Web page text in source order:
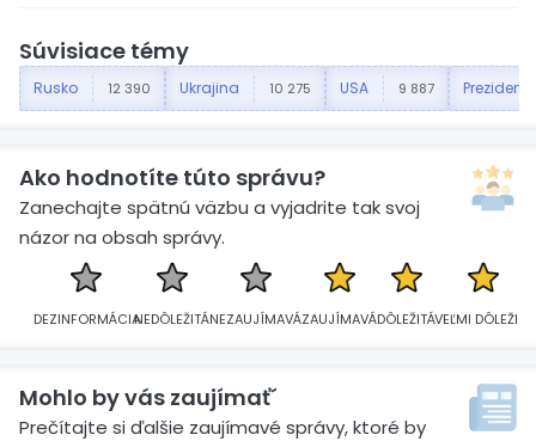
Súvisiace témy
Rusko 12 390 Ukrajina 10 275 USA 9 887 Prezident
Ako hodnotíte túto správu?
Zanechajte spätnú väzbu a vyjadrite tak svoj
názor na obsah správy.
DEZINFORMÁCIANEDÔLEŽITÁNEZAUJÍMAVÁZAUJÍMAVÁDÔLEŽITÁVEĽMI DÔLEŽITÁ
Mohlo by vás zaujímať´
Prečítajte si ďalšie zaujímavé správy, ktoré by